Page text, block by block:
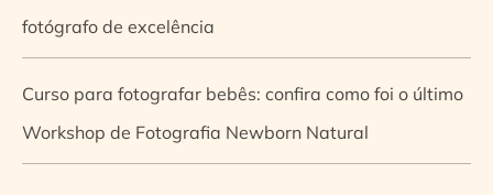
fotógrafo de excelência
Curso para fotografar bebês: confira como foi o último
Workshop de Fotografia Newborn Natural